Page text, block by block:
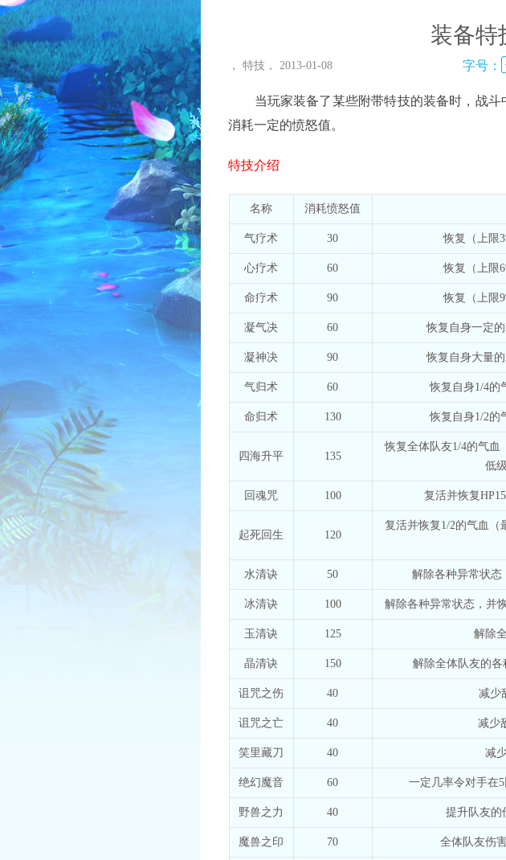
装备特
，特技 ，2013-01-08 字号：
当玩家装备了某些附带特技的装备时，战斗
消耗一定的愤怒值。
特技介绍
名称 消耗愤怒值
气疗术 30 恢复（上限
心疗术 60 恢复（上限
命疗术 90 恢复（上限
凝气决 60 恢复自身一定
凝神决 90 恢复自身大量
气归术 60 恢复自身1/4的
命归术 130 恢复自身1/2的
四海升平 135
恢复全体队友1/4的气血
低
回魂咒 100 复活并恢复
起死回生 120
复活并恢复1/2的气血（
水清诀 50 解除各种异常状态
冰清诀 100 解除各种异常状态，并
玉清诀 125 解除
晶清诀 150 解除全体队友的各
诅咒之伤 40 减少
诅咒之亡 40 减少
笑里藏刀 40 减
绝幻魔音 60 一定几率令对手在
野兽之力 40 提升队友的
魔兽之印 70 全体队友伤